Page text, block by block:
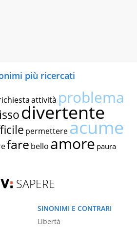
più ricercati
attività problema
divertente
permettereacume
fare bello amore paura
SAPERE
SINONIMI E CONTRARI
Libertà